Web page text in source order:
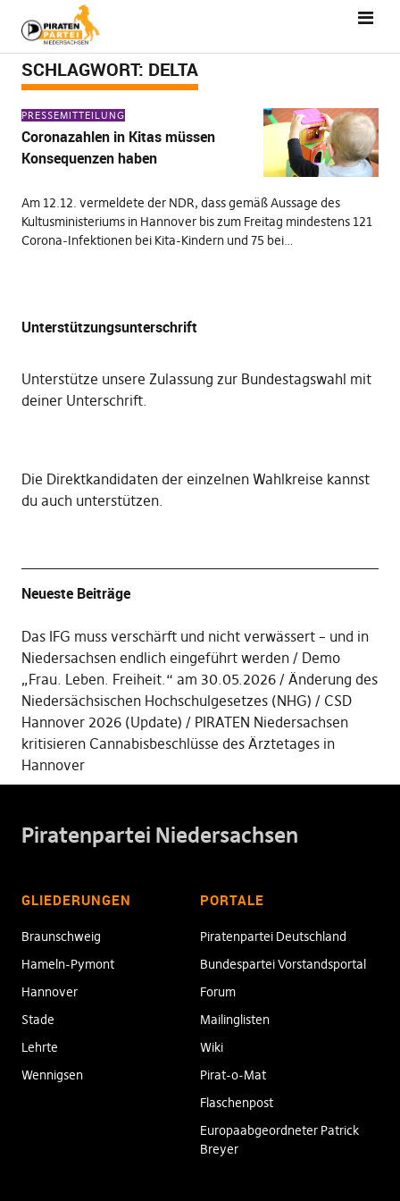
SCHLAGWORT: DELTA
PRESSEMITTEILUNG
Coronazahlen in Kitas müssen
Konsequenzen haben
Am 12.12. vermeldete der NDR, dass gemäß Aussage des
Kultusministeriums in Hannover bis zum Freitag mindestens 121
Corona-Infektionen bei Kita-Kindern und 75 bei…
Unterstützungsunterschrift
Unterstütze unsere Zulassung zur Bundestagswahl mit
deiner Unterschrift.
Die Direktkandidaten der einzelnen Wahlkreise kannst
du auch unterstützen.
Neueste Beiträge
Das IFG muss verschärft und nicht verwässert – und in
Niedersachsen endlich eingeführt werden
Demo
„Frau. Leben. Freiheit.“ am 30.05.2026
Änderung des
Niedersächsischen Hochschulgesetzes (NHG)
CSD
Hannover 2026 (Update)
PIRATEN Niedersachsen
kritisieren Cannabisbeschlüsse des Ärztetages in
Hannover
Piratenpartei Niedersachsen
GLIEDERUNGEN
Braunschweig
Hameln-Pymont
Hannover
Stade
Lehrte
Wennigsen
PORTALE
Piratenpartei Deutschland
Bundespartei Vorstandsportal
Forum
Mailinglisten
Wiki
Pirat-o-Mat
Flaschenpost
Europaabgeordneter Patrick
Breyer